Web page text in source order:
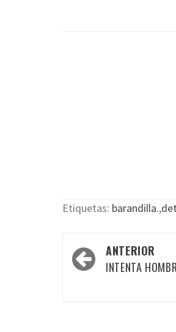
Etiquetas: barandilla.,
Navegación
por
ANTERIOR
INTENTA